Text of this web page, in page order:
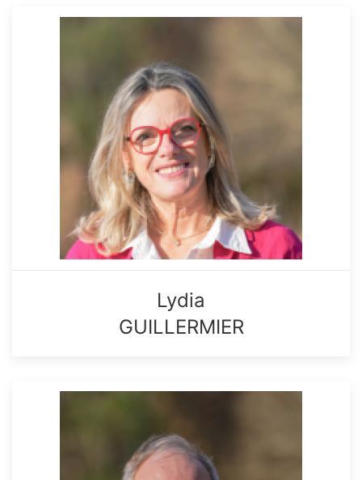
Lydia
GUILLERMIER